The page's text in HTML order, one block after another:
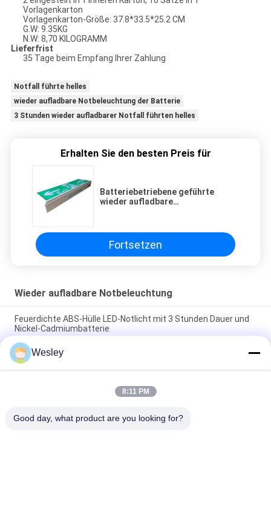
Vorlagenkarton
Vorlagenkarton-Größe: 37.8*33.5*25.2CM
G.W: 9.35KG
N.W: 8,70 KILOGRAMM
Lieferfrist
35 Tage beim Empfang Ihrer Zahlung
Notfall führte helles
wieder aufladbare Notbeleuchtung der Batterie
3 Stunden wieder aufladbarer Notfall führten helles
Erhalten Sie den besten Preis für
Batteriebetriebene geführte
wieder aufladbare
575*164*70mm
Fortsetzen
Wieder aufladbare Notbeleuchtung
Feuerdichte ABS-Hülle LED-Notlicht mit 3 Stunden Dauer und
Nickel-Cadmiumbatterie
Wiederaufladbare Notleuchte mit feuerhemmendem ABS-
Gehäuse, Nickel-Cadmium-Batterie und 3 Stunden
Leuchtdauer
LED-Wiederaufladbares Notlicht mit feuerhemmendem ABS-
Wesley
8:11 PM
Good day, what product are you looking for?